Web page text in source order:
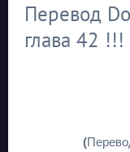
Перевод
глава 42 !!!
(